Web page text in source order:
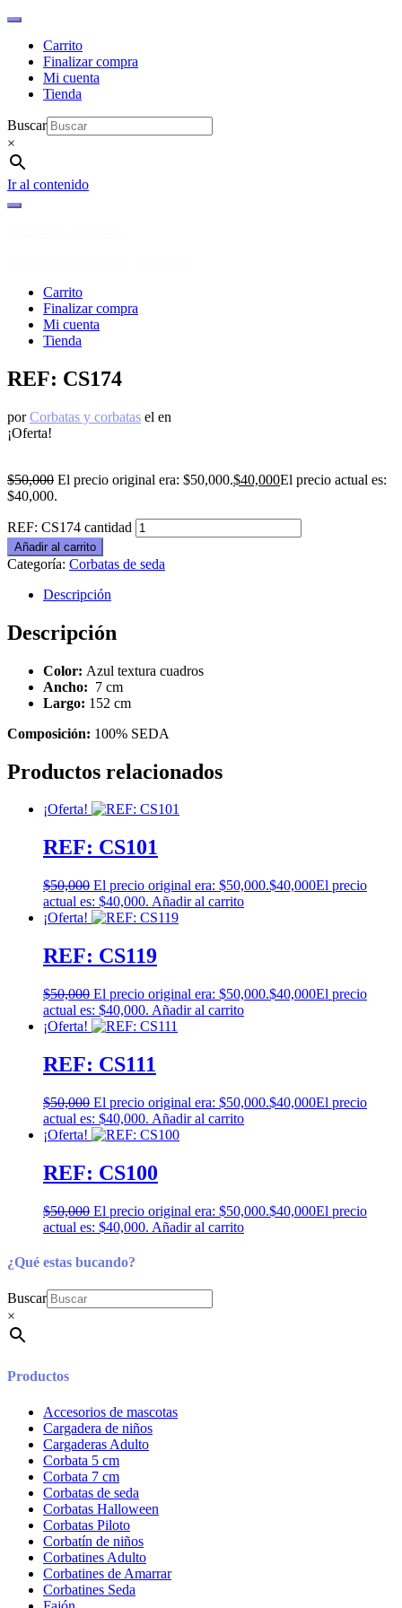
Carrito
Finalizar compra
Mi cuenta
Tienda
Buscar
×
Ir al contenido
Carrito
Finalizar compra
Mi cuenta
Tienda
REF: CS174
porCorbatas y corbatas el en
¡Oferta!
$50,000 El precio original era: $50,000.$40,000El precio actual es:
$40,000.
REF: CS174 cantidad
Añadir al carrito
Categoría: Corbatas de seda
Descripción
Descripción
Color: Azul textura cuadros
Ancho: 7 cm
Largo: 152 cm
Composición: 100% SEDA
Productos relacionados
¡Oferta!
REF: CS101
$50,000 El precio original era: $50,000.$40,000El precio
actual es: $40,000. Añadir al carrito
¡Oferta!
REF: CS119
$50,000 El precio original era: $50,000.$40,000El precio
actual es: $40,000. Añadir al carrito
¡Oferta!
REF: CS111
$50,000 El precio original era: $50,000.$40,000El precio
actual es: $40,000. Añadir al carrito
¡Oferta!
REF: CS100
$50,000 El precio original era: $50,000.$40,000El precio
actual es: $40,000. Añadir al carrito
¿Qué estas bucando?
Buscar
×
Productos
Accesorios de mascotas
Cargadera de niños
Cargaderas Adulto
Corbata 5 cm
Corbata 7 cm
Corbatas de seda
Corbatas Halloween
Corbatas Piloto
Corbatín de niños
Corbatines Adulto
Corbatines de Amarrar
Corbatines Seda